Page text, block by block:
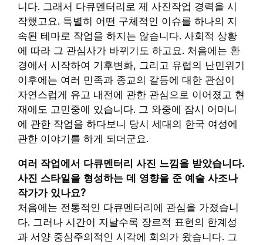
니다. 그래서 다큐멘터리로 제 사진작업 경력을 시
작했고요. 특별히 어떤 구체적인 이슈를 하나의 지
속된 테마로 작업을 하지는 않습니다. 사회적 상황
에 따라 그 관심사가 바뀌기도 하고요. 처음에는 환
경에서 시작하여 기후변화, 그리고 유럽의 난민위기
이후에는 여러 민족과 종교의 갈등에 대한 관심이
자연스럽게 유고 내전에 관한 관심으로 이어졌고 현
재에도 고민중에 있습니다. 그 와중에 잠시 어머니
에 관한 작업을 하다보니 당시 세대의 한국 여성에
관한 이야기를 하게 되더군요.
여러 작업에서 다큐멘터리 사진 느낌을 받았습니다.
사진 스타일을 형성하는 데 영향을 준 예술 사조나
작가가 있나요?
처음에는 전통적인 다큐멘터리에 관심을 가졌습니
다. 그러나 시간이 지날수록 장르적 표현의 한계성
과 서양 중심주의적인 시각에 회의가 왔습니다. 그